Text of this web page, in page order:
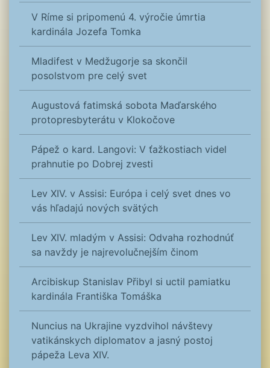
V Ríme si pripomenú 4. výročie úmrtia
kardinála Jozefa Tomka
Mladifest v Medžugorje sa skončil
posolstvom pre celý svet
Augustová fatimská sobota Maďarského
protopresbyterátu v Klokočove
Pápež o kard. Langovi: V ťažkostiach videl
prahnutie po Dobrej zvesti
Lev XIV. v Assisi: Európa i celý svet dnes vo
vás hľadajú nových svätých
Lev XIV. mladým v Assisi: Odvaha rozhodnúť
sa navždy je najrevolučnejším činom
Arcibiskup Stanislav Přibyl si uctil pamiatku
kardinála Františka Tomáška
Nuncius na Ukrajine vyzdvihol návštevy
vatikánskych diplomatov a jasný postoj
pápeža Leva XIV.